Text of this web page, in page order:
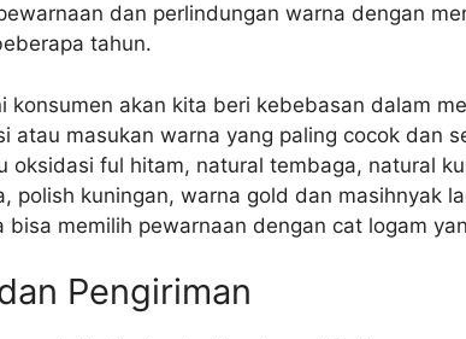
dan perlindungan warna dengan
tahun.
konsumen akan kita beri kebebasan dalam
atau masukan warna yang paling cocok dan
oksidasi ful hitam, natural tembaga, natural
polish kuningan, warna gold dan masihnyak
bisa memilih pewarnaan dengan cat logam
Pengiriman